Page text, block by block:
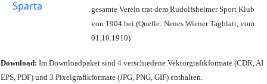
gesamte Verein trat dem Rudolfsheimer Sport Klub
von 1904 bei (Quelle: Neues Wiener Tagblatt, vom
01.10.1910)
Download: Im Downloadpaket sind 4 verschiedene Vektorgrafikformate (CDR, AI
EPS, PDF) und 3 Pixelgrafikformate (JPG, PNG, GIF) enthalten.